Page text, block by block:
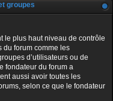
groupes
le plus haut niveau de contrôle
du forum comme les
d’utilisateurs ou de
fondateur du forum a
aussi avoir toutes les
selon ce que le fondateur